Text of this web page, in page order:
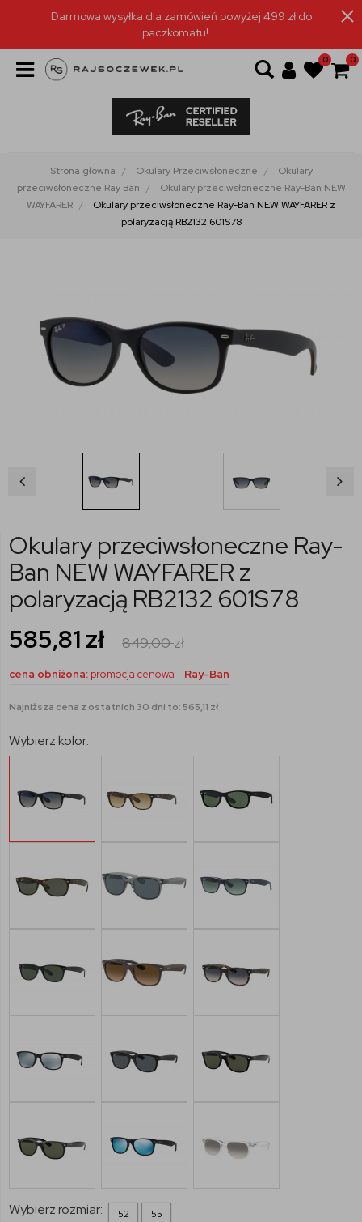
Darmowa wysyłka dla zamówień powyżej 499 zł do
paczkomatu!
0 0
Strona główna Okulary Przeciwsłoneczne
Okulary
przeciwsłoneczne Ray Ban
Okulary przeciwsłoneczne Ray-Ban NEW
WAYFARER
Okulary przeciwsłoneczne Ray-Ban NEW WAYFARER z
polaryzacją RB2132 601S78
Okulary przeciwsłoneczne Ray-
Ban NEW WAYFARER z
polaryzacją RB2132 601S78
585,81 zł 849,00zł
cena obniżona: promocja cenowa - Ray-Ban
Najniższa cena z ostatnich 30 dni to: 565,11 zł
Wybierz kolor:
Wybierz rozmiar: 52 55